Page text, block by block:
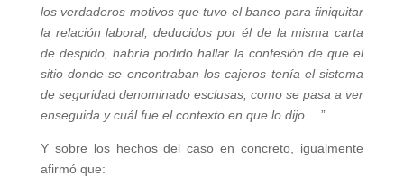
los verdaderos motivos que tuvo el banco para finiquitar
la relación laboral, deducidos por él de la misma carta
de despido, habría podido hallar la confesión de que el
sitio donde se encontraban los cajeros tenía el sistema
de seguridad denominado esclusas, como se pasa a ver
enseguida y cuál fue el contexto en que lo dijo….”
Y sobre los hechos del caso en concreto, igualmente
afirmó que: